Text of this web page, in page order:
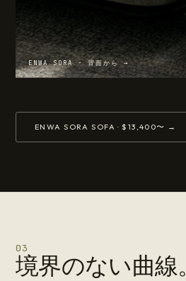
ENWA SORA · 背面から →
ENWA SORA SOFA · $13,400〜 →
03
境界のない曲線。